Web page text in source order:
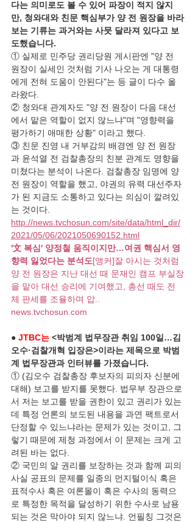
다는 의미로도 볼 수 있어 파장이 적지 않지
만, 청와대와 친문 핵심부가 양 전 원장을 바라
보는 기류는 과거와는 사뭇 달라져 있다고 보
도했습니다.
① 실제로 민주당 권리당원 게시판엔 "양 전
원장이 실세인 것처럼 기사 나오는 게 대통령
에게 전혀 도움이 안된다"는 등 글이 다수 올
라왔다.
② 청와대 관계자도 "양 전 원장이 다음 대선
에서 맡은 역할이 없지 않느냐"며 "영향력을
평가하기 애매한 상황" 이라고 했다.
③ 친문 진영 내 거부감의 배경엔 양 전 원장
과 윤석열 전 검찰총장의 친분 관계도 영향을
미쳤다는 분석이 나온다. 검찰총장 임명에 양
전 원장이 역할을 했고, 야권의 유력 대선주자
가 된 지금도 소통하고 있다는 의심이 깔려있
는 것이다.
http://news.tvchosun.com/site/data/html_dir/
2021/05/06/2021050690152.html
'文 복심' 양정철 움직이지만…여권 핵심서 영
향력 잃었다는 분석도[앵커]잘 아시는 것처럼
양 전 원장은 지난 대선 때 문재인 캠프 부실장
을 맡아 대선 승리에 기여했고, 총선 때도 전
체 판세를 조율하며 압..
news.tvchosun.com
● JTBC는 <박범계 법무장관 취임 100일…김
오수·검찰개혁 입장은>이라는 제목으로 박범
계 법무장관과 인터뷰를 가졌습니다.
① (김오수 검찰총장 후보자의 피의자 신분에
대해) 보고를 받지를 못했다. 법무부 장관으로
서 저는 보고를 받을 권한이 있고 권리가 있는
데 특정 언론의 보도된 내용을 과연 팩트로서
단정할 수 있느냐라는 문제가 있는 것이고, 그
렇기 때문에 제청 과정에서 이 문제는 크게 고
려된 바는 없다.
② 국민의 알 권리를 보장하는 것과 함께 피의
사실 공표의 문제를 일종의 먼지털이식 혹은
표적수사 혹은 여론몰이 혹은 수사의 동력으
로 특정한 목적을 달성하기 위한 수사로 남용
되는 것은 막아야 되지 않느냐. 언필칭 그것은